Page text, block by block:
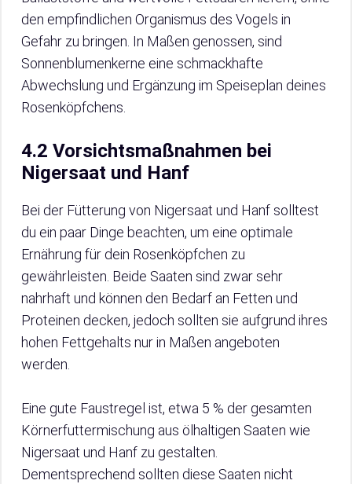
den empfindlichen Organismus des Vogels in
Gefahr zu bringen. In Maßen genossen, sind
Sonnenblumenkerne eine schmackhafte
Abwechslung und Ergänzung im Speiseplan deines
Rosenköpfchens.
4.2 Vorsichtsmaßnahmen bei
Nigersaat und Hanf
Bei der Fütterung von Nigersaat und Hanf solltest
du ein paar Dinge beachten, um eine optimale
Ernährung für dein Rosenköpfchen zu
gewährleisten. Beide Saaten sind zwar sehr
nahrhaft und können den Bedarf an Fetten und
Proteinen decken, jedoch sollten sie aufgrund ihres
hohen Fettgehalts nur in Maßen angeboten
werden.
Eine gute Faustregel ist, etwa 5 % der gesamten
Körnerfuttermischung aus ölhaltigen Saaten wie
Nigersaat und Hanf zu gestalten.
Dementsprechend sollten diese Saaten nicht